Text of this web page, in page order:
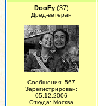
DooFy (37)
Дред-ветеран
Сообщения: 567
Зарегистрирован:
05.12.2006
Откуда: Москва